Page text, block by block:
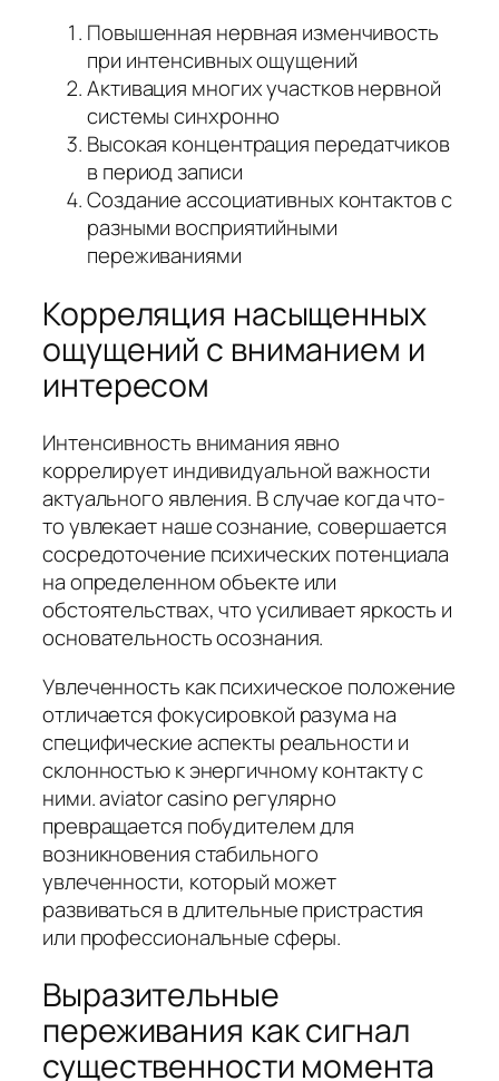
Повышенная нервная изменчивость
при интенсивных ощущений
Активация многих участков нервной
системы синхронно
Высокая концентрация передатчиков
в период записи
Создание ассоциативных контактов с
разными восприятийными
переживаниями
Корреляция насыщенных
ощущений с вниманием и
интересом
Интенсивность внимания явно
коррелирует индивидуальной важности
актуального явления. В случае когда что-
то увлекает наше сознание, совершается
сосредоточение психических потенциала
на определенном объекте или
обстоятельствах, что усиливает яркость и
основательность осознания.
Увлеченность как психическое положение
отличается фокусировкой разума на
специфические аспекты реальности и
склонностью к энергичному контакту с
ними. aviator casino регулярно
превращается побудителем для
возникновения стабильного
увлеченности, который может
развиваться в длительные пристрастия
или профессиональные сферы.
Выразительные
переживания как сигнал
существенности момента